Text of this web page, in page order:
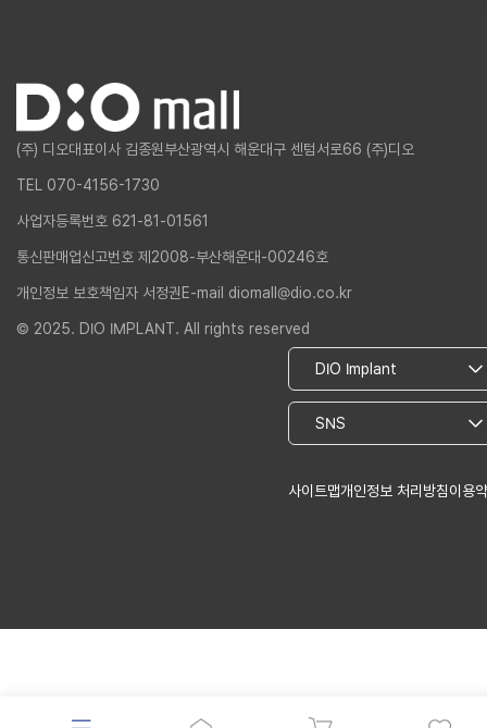
(주) 디오대표이사 김종원부산광역시 해운대구 센텀서로66 (주)디오
TEL 070-4156-1730
사업자등록번호 621-81-01561
통신판매업신고번호 제2008-부산해운대-00246호
개인정보 보호책임자 서정권 E-mail diomall@dio.co.kr
© 2025. DIO IMPLANT. All rights reserved
사이트맵개인정보 처리방침이용